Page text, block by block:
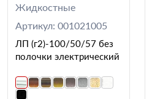
Жидкостные
Артикул: 001021005
ЛП (г2)-100/50/57 без
полочки электрический